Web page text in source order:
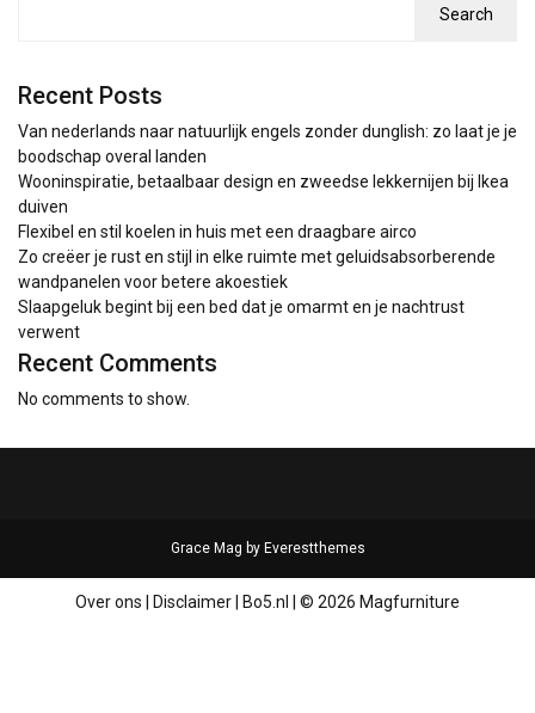
Search
Recent Posts
Van nederlands naar natuurlijk engels zonder dunglish: zo laat je je
boodschap overal landen
Wooninspiratie, betaalbaar design en zweedse lekkernijen bij Ikea
duiven
Flexibel en stil koelen in huis met een draagbare airco
Zo creëer je rust en stijl in elke ruimte met geluidsabsorberende
wandpanelen voor betere akoestiek
Slaapgeluk begint bij een bed dat je omarmt en je nachtrust
verwent
Recent Comments
No comments to show.
Grace Mag by Everestthemes
Over ons Disclaimer Bo5.nl © 2026 Magfurniture